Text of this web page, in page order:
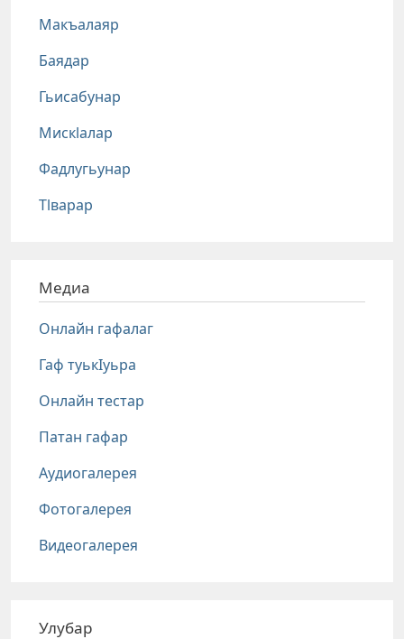
Макъалаяр
Баядар
Гьисабунар
Мискlалар
Фадлугьунар
Тlварар
Медиа
Онлайн гафалаг
Гаф туькIуьра
Онлайн тестар
Патан гафар
Аудиогалерея
Фотогалерея
Видеогалерея
Улубар